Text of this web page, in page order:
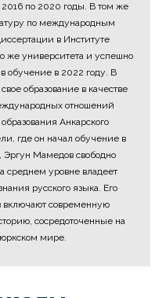
по 2020 годы. В том же
по международным
в Институте
же университета и успешно
обучение в 2022 году. В
образование в качестве
отношений
Анкарского
где он начал обучение в
Эргун Мамедов свободно
среднем уровне владеет
русского языка. Его
включают современную
сосредоточенные на
мире.